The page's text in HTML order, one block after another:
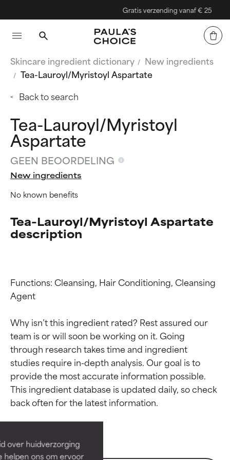
over huidverzorging
helpen ons om ervoor
Gratis verzending vanaf € 25
Skincare ingredient dictionary
New ingredients
Tea-Lauroyl/Myristoyl Aspartate
Back to search
Tea-Lauroyl/Myristoyl
Aspartate
GEEN BEOORDELING
New ingredients
No known benefits
Tea-Lauroyl/Myristoyl Aspartate
description
Functions: Cleansing, Hair Conditioning, Cleansing
Agent
Why isn’t this ingredient rated? Rest assured our
team is or will soon be working on it. Going
through research takes time and ingredient
studies require in-depth analysis. Our goal is to
provide the most accurate information possible.
This ingredient database is updated daily, so check
Beoordelingen van
ingrediënten
Bewezen en ondersteund door
onafhankelijk onderzoek.
Beoordelingen van
ingrediënten
Bewezen en ondersteund door
onafhankelijk onderzoek.